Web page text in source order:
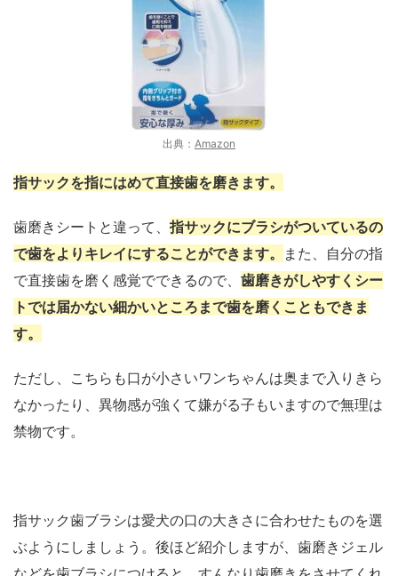
出典： Amazon
指サックを指にはめて直接歯を磨きます。
歯磨きシートと違って、 指サックにブラシがついているの
で歯をよりキレイにすることができます。
また、自分の指
で直接歯を磨く感覚でできるので、 歯磨きがしやすくシー
トでは届かない細かいところまで歯を磨くこともできま
す。
ただし、こちらも口が小さいワンちゃんは奥まで入りきら
なかったり、異物感が強くて嫌がる子もいますので無理は
禁物です。
指サック歯ブラシは愛犬の口の大きさに合わせたものを選
ぶようにしましょう。後ほど紹介しますが、歯磨きジェル